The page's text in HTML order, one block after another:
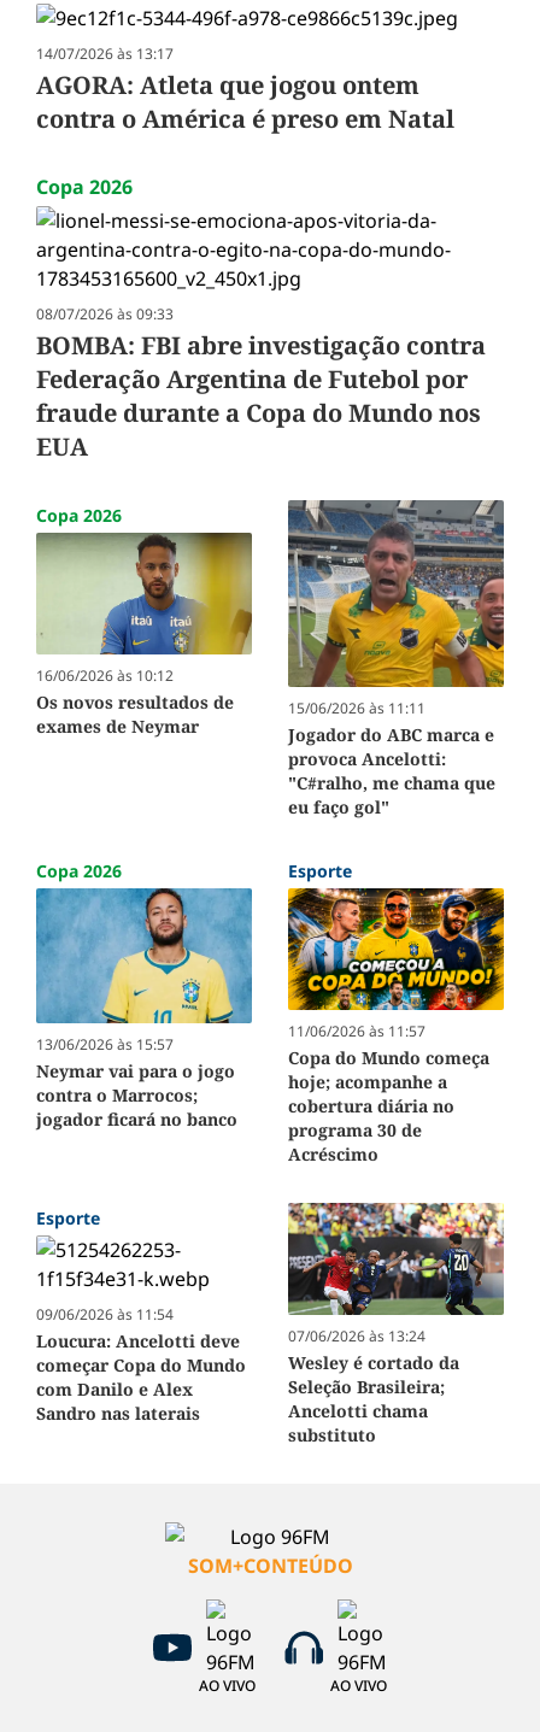
14/07/2026 às 13:17
AGORA: Atleta que jogou ontem
contra o América é preso em Natal
Copa 2026
08/07/2026 às 09:33
BOMBA: FBI abre investigação contra
Federação Argentina de Futebol por
fraude durante a Copa do Mundo nos
EUA
Copa 2026
16/06/2026 às 10:12
Os novos resultados de
exames de Neymar
15/06/2026 às 11:11
Jogador do ABC marca e
provoca Ancelotti:
"C#ralho, me chama que
eu faço gol"
Copa 2026
13/06/2026 às 15:57
Neymar vai para o jogo
contra o Marrocos;
jogador ficará no banco
Esporte
11/06/2026 às 11:57
Copa do Mundo começa
hoje; acompanhe a
cobertura diária no
programa 30 de
Acréscimo
Esporte
09/06/2026 às 11:54
Loucura: Ancelotti deve
começar Copa do Mundo
com Danilo e Alex
Sandro nas laterais
07/06/2026 às 13:24
Wesley é cortado da
Seleção Brasileira;
Ancelotti chama
substituto
SOM+CONTEÚDO
AO VIVO AO VIVO